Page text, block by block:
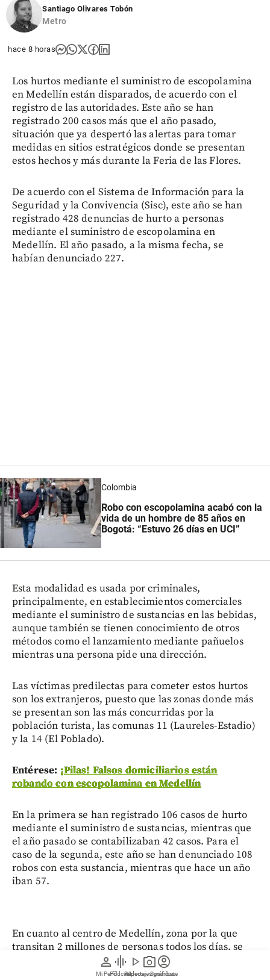
person
Mi Perfil
graphic_eq
Pódcast
play_arrow
Videos
photo_camera
Reportajes gráficos
account_circle
Suscríbete
Santiago Olivares Tobón
Metro
hace 8 horas
Los hurtos mediante el suministro de escopolamina
en Medellín están disparados, de acuerdo con el
registro de las autoridades. Este año se han
registrado 200 casos más que el año pasado,
situación que ya despertó las alertas para tomar
medidas en sitios estratégicos donde se presentan
estos hechos y más durante la Feria de las Flores.
De acuerdo con el Sistema de Información para la
Seguridad y la Convivencia (Sisc), este año se han
registrado 428 denuncias de hurto a personas
mediante el suministro de escopolamina en
Medellín. El año pasado, a la misma fecha, se
habían denunciado 227.
Colombia
Robo con escopolamina acabó con la
vida de un hombre de 85 años en
Bogotá: “Estuvo 26 días en UCI”
Esta modalidad es usada por criminales,
principalmente, en establecimientos comerciales
mediante el suministro de sustancias en las bebidas,
aunque también se tienen conocimiento de otros
métodos como el lanzamiento mediante pañuelos
mientras una persona pide una dirección.
Las víctimas predilectas para cometer estos hurtos
son los extranjeros, puesto que las zonas donde más
se presentan son las más concurridas por la
población turista, las comunas 11 (Laureles-Estadio)
y la 14 (El Poblado).
Entérese: ¡Pilas! Falsos domiciliarios están
robando con escopolamina en Medellín
En la primera se han registrado 106 casos de hurto
mediante el suministro de sustancias, mientras que
el año pasado se contabilizaban 42 casos. Para el
caso de la segunda, este año se han denunciado 108
robos con esta sustancia, mientras que hace un año
iban 57.
En cuanto al centro de Medellín, zona por la que
transitan 2 millones de personas todos los días, se
han presentado 80 robos mediante esta modalidad,
mostrando un aumento más leve que en otros años.